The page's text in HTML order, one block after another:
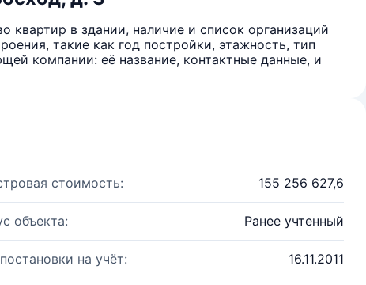
в здании, наличие и список организаций
такие как год постройки, этажность, тип
компании: её название, контактные данные, и
стоимость: 155 256 627,6
объекта: Ранее учтенный
на учёт: 16.11.2011